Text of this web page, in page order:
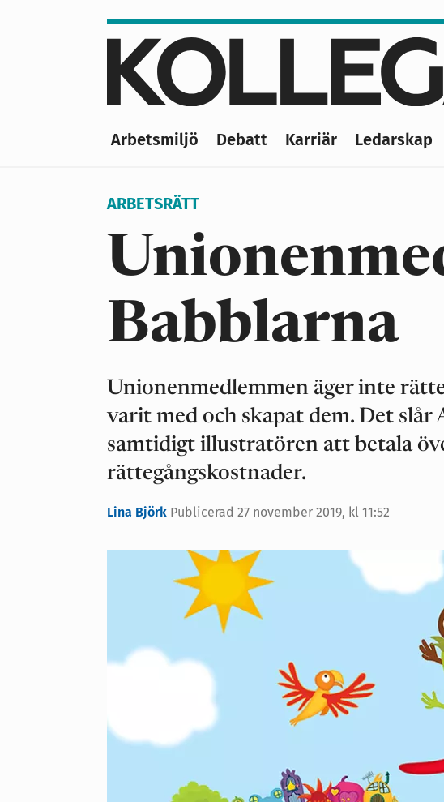
Arbetsmiljö Debatt Karriär Ledarskap
ARBETSRÄTT
Babblarna
Unionenmedlemmen äger inte
varit med och skapat dem. Det
samtidigt illustratören att betala
rättegångskostnader.
Lina Björk Publicerad 27 november 2019, kl 11:52